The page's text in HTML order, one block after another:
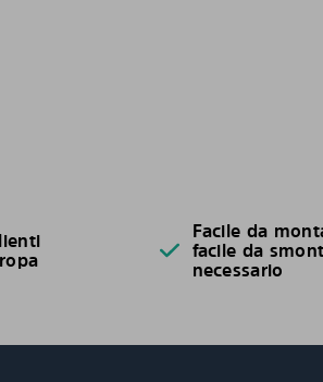
Facile da
facile da
necessario